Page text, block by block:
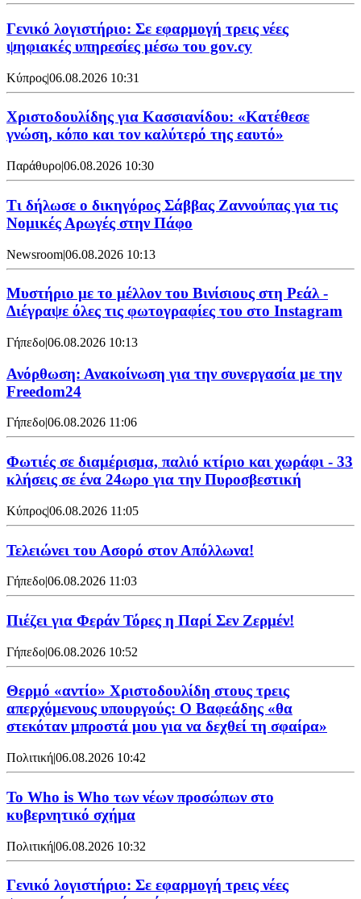
Γενικό λογιστήριο: Σε εφαρμογή τρεις νέες
ψηφιακές υπηρεσίες μέσω του gov.cy
Κύπρος|06.08.2026 10:31
Χριστοδουλίδης για Κασσιανίδου: «Κατέθεσε
γνώση, κόπο και τον καλύτερό της εαυτό»
Παράθυρο|06.08.2026 10:30
Τι δήλωσε ο δικηγόρος Σάββας Ζαννούπας για τις
Νομικές Αρωγές στην Πάφο
Newsroom|06.08.2026 10:13
Μυστήριο με το μέλλον του Βινίσιους στη Ρεάλ -
Διέγραψε όλες τις φωτογραφίες του στο Instagram
Γήπεδο|06.08.2026 10:13
Ανόρθωση: Ανακοίνωση για την συνεργασία με την
Freedom24
Γήπεδο|06.08.2026 11:06
Φωτιές σε διαμέρισμα, παλιό κτίριο και χωράφι - 33
κλήσεις σε ένα 24ωρο για την Πυροσβεστική
Κύπρος|06.08.2026 11:05
Τελειώνει του Ασορό στον Απόλλωνα!
Γήπεδο|06.08.2026 11:03
Πιέζει για Φεράν Τόρες η Παρί Σεν Ζερμέν!
Γήπεδο|06.08.2026 10:52
Θερμό «αντίο» Χριστοδουλίδη στους τρεις
απερχόμενους υπουργούς: Ο Βαφεάδης «θα
στεκόταν μπροστά μου για να δεχθεί τη σφαίρα»
Πολιτική|06.08.2026 10:42
Το Who is Who των νέων προσώπων στο
κυβερνητικό σχήμα
Πολιτική|06.08.2026 10:32
Γενικό λογιστήριο: Σε εφαρμογή τρεις νέες